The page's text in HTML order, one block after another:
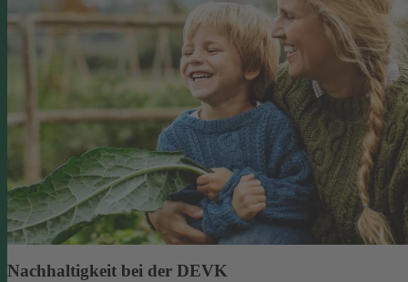
Nachhaltigkeit bei der DEVK